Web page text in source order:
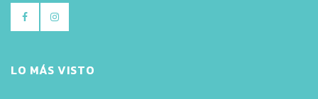
LO MÁS VISTO